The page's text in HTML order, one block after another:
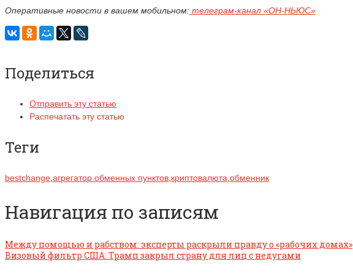
Оперативные новости в вашем мобильном: телеграм-канал «ОН-НЬЮС»
Поделиться
Отправить эту статью
Распечатать эту статью
Теги
bestchange агрегатор обменных пунктов криптовалюта обменник
Навигация по записям
Между помощью и рабством: эксперты раскрыли правду о «рабочих домах»
Визовый фильтр США: Трамп закрыл страну для лиц с недугами